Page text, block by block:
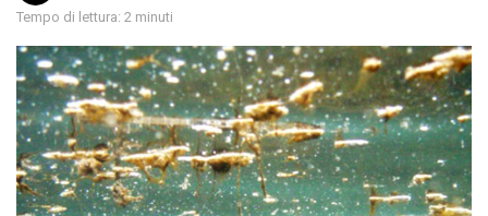
Tempo di lettura: 2 minuti